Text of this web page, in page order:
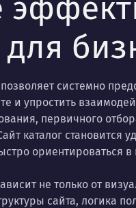
позволяет системно
и упростить
первичного
каталог
ориентироваться
не только от
сайта, логика